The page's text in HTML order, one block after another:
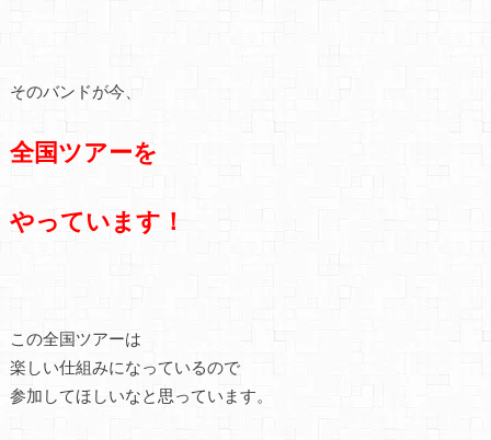
そのバンドが今、
全国ツアーを
やっています！
この全国ツアーは
楽しい仕組みになっているので
参加してほしいなと思っています。